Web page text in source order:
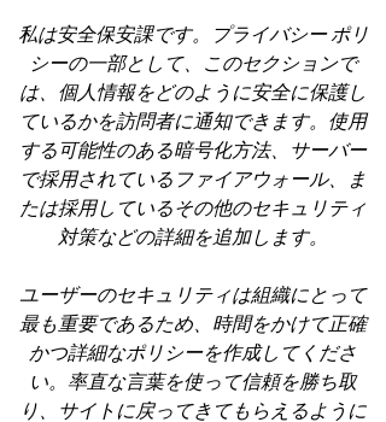
私は安全保安課です。プライバシー ポリ
シーの一部として、このセクションで
は、個人情報をどのように安全に保護し
ているかを訪問者に通知できます。使用
する可能性のある暗号化方法、サーバー
で採用されているファイアウォール、ま
たは採用しているその他のセキュリティ
対策などの詳細を追加します。
ユーザーのセキュリティは組織にとって
最も重要であるため、時間をかけて正確
かつ詳細なポリシーを作成してくださ
い。率直な言葉を使って信頼を勝ち取
り、サイトに戻ってきてもらえるように